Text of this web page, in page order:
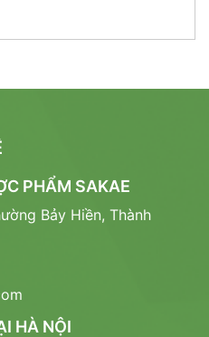
PHẨM SAKAE
Bảy Hiền, Thành
HÀ NỘI